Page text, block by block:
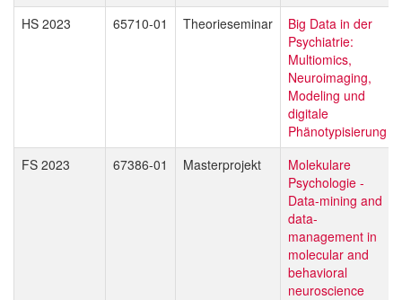
HS 2023
65710-01 Theorieseminar
Big Data in der
Psychiatrie:
Multiomics,
Neuroimaging,
Modeling und
digitale
Phänotypisierung
FS 2023
67386-01 Masterprojekt
Molekulare
Psychologie -
Data-mining and
data-
management in
molecular and
behavioral
neuroscience